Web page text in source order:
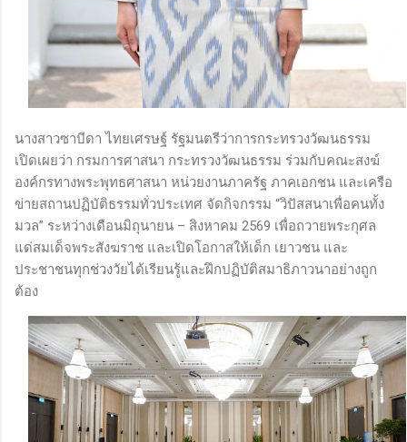
นางสาวซาบีดา ไทยเศรษฐ์ รัฐมนตรีว่าการกระทรวงวัฒนธรรม
เปิดเผยว่า กรมการศาสนา กระทรวงวัฒนธรรม ร่วมกับคณะสงฆ์
องค์กรทางพระพุทธศาสนา หน่วยงานภาครัฐ ภาคเอกชน และเครือ
ข่ายสถานปฏิบัติธรรมทั่วประเทศ จัดกิจกรรม “วิปัสสนาเพื่อคนทั้ง
มวล” ระหว่างเดือนมิถุนายน – สิงหาคม 2569 เพื่อถวายพระกุศล
แด่สมเด็จพระสังฆราช และเปิดโอกาสให้เด็ก เยาวชน และ
ประชาชนทุกช่วงวัยได้เรียนรู้และฝึกปฏิบัติสมาธิภาวนาอย่างถูก
ต้อง